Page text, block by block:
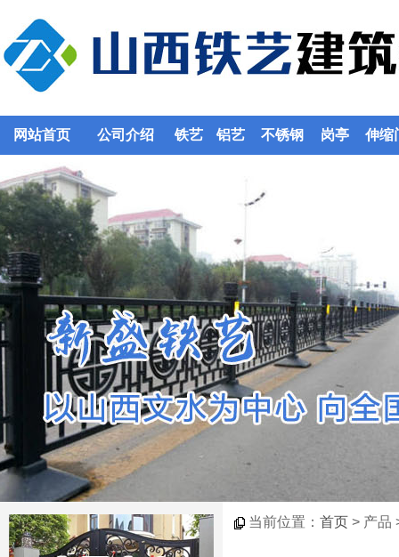
网站首页 公司介绍 铁艺 铝艺 不锈钢 岗亭 伸缩
当前位置： 首页 > 产品